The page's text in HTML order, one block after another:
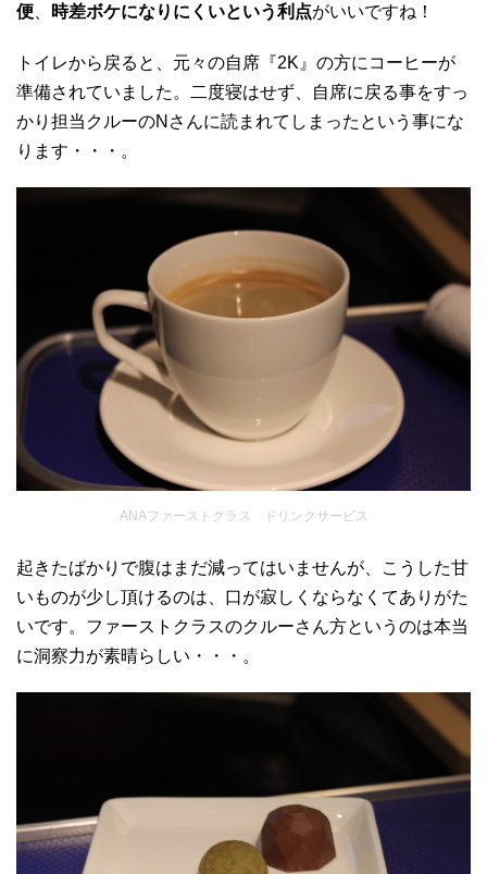
便 時差ボケになりにくいという利点がいいですね！
トイレから戻ると、元々の自席『2K』の方にコーヒーが
準備されていました。二度寝はせず、自席に戻る事をすっ
かり担当クルーのNさんに読まれてしまったという事にな
ります・・・。
ANAファーストクラス ドリンクサービス
起きたばかりで腹はまだ減ってはいませんが、こうした甘
いものが少し頂けるのは、口が寂しくならなくてありがた
いです。ファーストクラスのクルーさん方というのは本当
に洞察力が素晴らしい・・・。